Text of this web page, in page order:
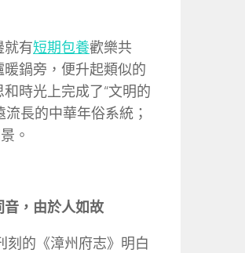
就有短期包養歡樂共
鍋旁，便升起類似的
時光上完成了“文明的
長的中華年俗系統；
。
，由於人如故
刻的《漳州府志》明白